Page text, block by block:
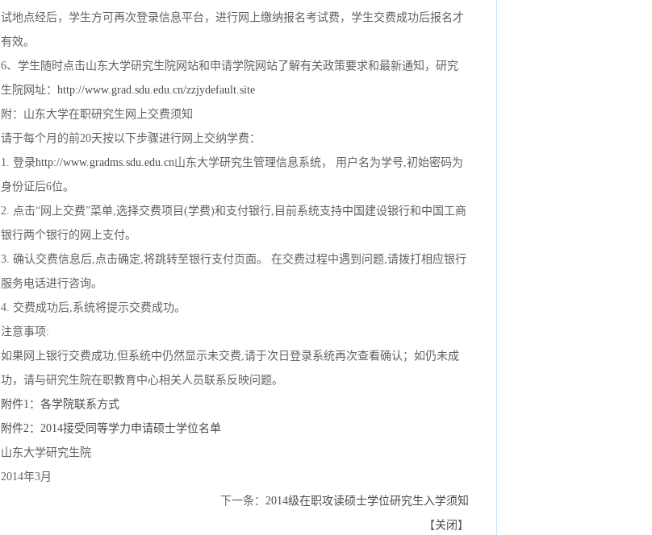
试地点经后，学生方可再次登录信息平台，进行网上缴纳报名考试费，学生交费成功后报名才
有效。
6、学生随时点击山东大学研究生院网站和申请学院网站了解有关政策要求和最新通知，研究
生院网址： http://www.grad.sdu.edu.cn/zzjydefault.site
附：山东大学在职研究生网上交费须知
请于每个月的前20天按以下步骤进行网上交纳学费：
1. 登录http://www.gradms.sdu.edu.cn山东大学研究生管理信息系统， 用户名为学号,初始密码为
身份证后6位。
2. 点击“网上交费”菜单,选择交费项目(学费)和支付银行,目前系统支持中国建设银行和中国工商
银行两个银行的网上支付。
3. 确认交费信息后,点击确定,将跳转至银行支付页面。 在交费过程中遇到问题,请拨打相应银行
服务电话进行咨询。
4. 交费成功后,系统将提示交费成功。
注意事项:
如果网上银行交费成功,但系统中仍然显示未交费,请于次日登录系统再次查看确认；如仍未成
功，请与研究生院在职教育中心相关人员联系反映问题。
附件1：各学院联系方式
附件2：2014接受同等学力申请硕士学位名单
山东大学研究生院
2014年3月
下一条： 2014级在职攻读硕士学位研究生入学须知
【关闭 】